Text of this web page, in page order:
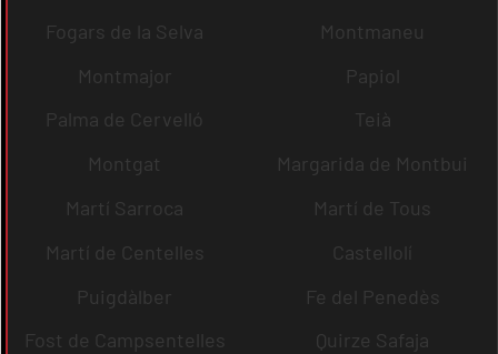
Fogars de la Selva
Montmaneu
Montmajor
Papiol
Palma de Cervelló
Teià
Montgat
Margarida de Montbui
Martí Sarroca
Martí de Tous
Martí de Centelles
Castellolí
Puigdàlber
Fe del Penedès
Fost de Campsentelles
Quirze Safaja